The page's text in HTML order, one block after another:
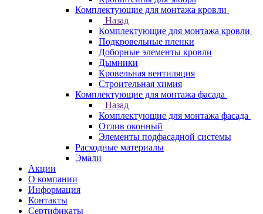
Комплектующие для монтажа кровли
Назад
Комплектующие для монтажа кровли
Подкровельные пленки
Доборные элементы кровли
Дымники
Кровельная вентиляция
Строительная химия
Комплектующие для монтажа фасада
Назад
Комплектующие для монтажа фасада
Отлив оконный
Элементы подфасадной системы
Расходные материалы
Эмали
Акции
О компании
Информация
Контакты
Сертификаты